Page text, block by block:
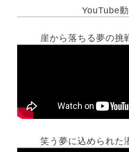
YouTube
崖から落ちる夢の挑
笑う夢に込められた